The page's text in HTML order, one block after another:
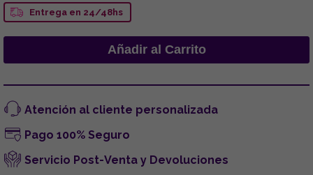
Entrega en 24/48hs
Atención al cliente personalizada
Pago 100% Seguro
Servicio Post-Venta y Devoluciones